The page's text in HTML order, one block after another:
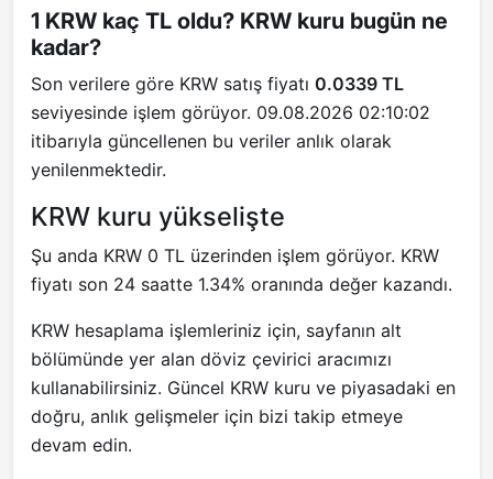
1 KRW kaç TL oldu? KRW kuru bugün ne
kadar?
Son verilere göre KRW satış fiyatı 0.0339 TL
seviyesinde işlem görüyor. 09.08.2026 02:10:02
itibarıyla güncellenen bu veriler anlık olarak
yenilenmektedir.
KRW kuru yükselişte
Şu anda KRW 0 TL üzerinden işlem görüyor. KRW
fiyatı son 24 saatte 1.34% oranında değer kazandı.
KRW hesaplama işlemleriniz için, sayfanın alt
bölümünde yer alan döviz çevirici aracımızı
kullanabilirsiniz. Güncel KRW kuru ve piyasadaki en
doğru, anlık gelişmeler için bizi takip etmeye
devam edin.